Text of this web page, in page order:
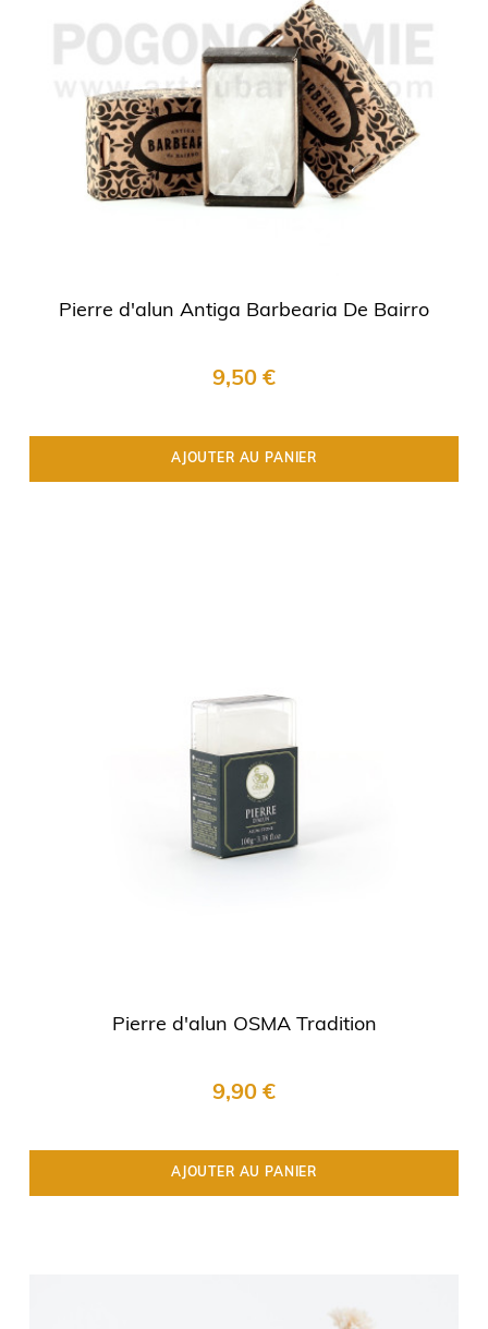
Pierre d'alun Antiga Barbearia De Bairro
9,50 €
AJOUTER AU PANIER
Pierre d'alun OSMA Tradition
9,90 €
AJOUTER AU PANIER